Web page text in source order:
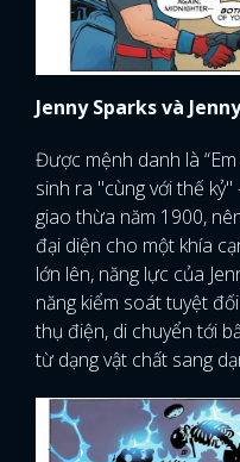
Jenny Sparks và
Được mệnh danh là
sinh ra "cùng với thế
giao thừa năm 1900,
đại diện cho một khía
lớn lên, năng lực của
năng kiểm soát tuyệt
thụ điện, di chuyển tới
từ dạng vật chất sang